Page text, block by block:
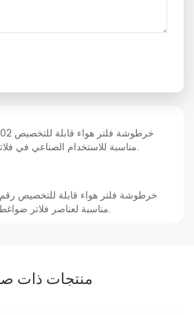
مناسبة للاستخدام الصناعي في فلاتر ضواغط الهواء.
مناسبة لعناصر فلاتر ضواغط الهواء الصناعية.
منتجات ذات